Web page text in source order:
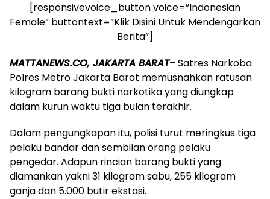
[responsivevoice_button voice=”Indonesian
Female” buttontext=”Klik Disini Untuk Mendengarkan
Berita”]
MATTANEWS.CO, JAKARTA BARAT– Satres Narkoba
Polres Metro Jakarta Barat memusnahkan ratusan
kilogram barang bukti narkotika yang diungkap
dalam kurun waktu tiga bulan terakhir.
Dalam pengungkapan itu, polisi turut meringkus tiga
pelaku bandar dan sembilan orang pelaku
pengedar. Adapun rincian barang bukti yang
diamankan yakni 31 kilogram sabu, 255 kilogram
ganja dan 5.000 butir ekstasi.